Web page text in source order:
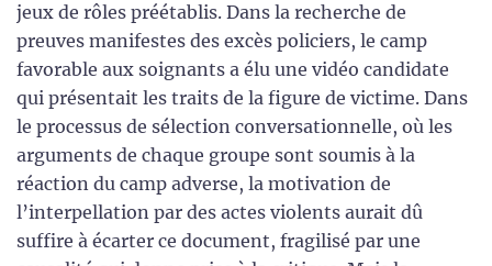
jeux de rôles préétablis. Dans la recherche de
preuves manifestes des excès policiers, le camp
favorable aux soignants a élu une vidéo candidate
qui présentait les traits de la figure de victime. Dans
le processus de sélection conversationnelle, où les
arguments de chaque groupe sont soumis à la
réaction du camp adverse, la motivation de
l’interpellation par des actes violents aurait dû
suffire à écarter ce document, fragilisé par une